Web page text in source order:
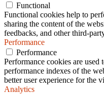
Functional
Functional cookies help to
sharing the content of the
feedbacks, and other third-
Performance
Performance
Performance cookies are used
performance indexes of the
better user experience for the
Analytics